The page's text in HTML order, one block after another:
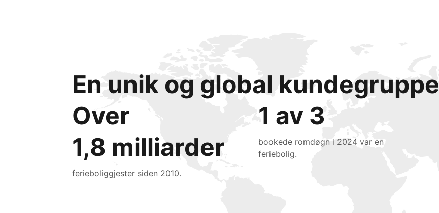
En unik og global kundegruppe
Over
1,8 milliarder
ferieboliggjester siden 2010.
1 av 3
bookede romdøgn i 2024 var en
feriebolig.